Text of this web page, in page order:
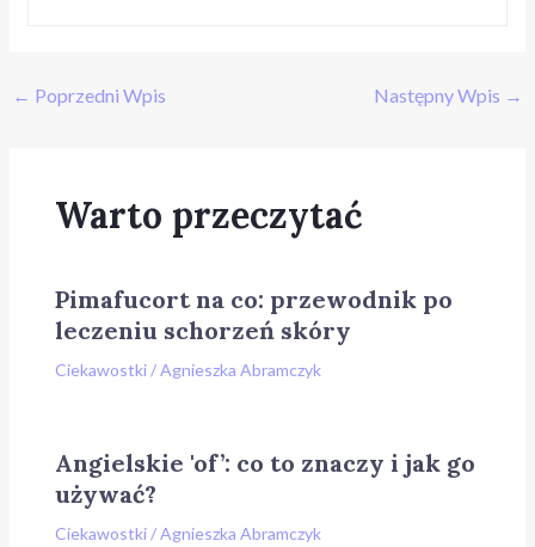
← Poprzedni Wpis Następny Wpis →
Warto przeczytać
Pimafucort na co: przewodnik po
leczeniu schorzeń skóry
Ciekawostki/Agnieszka Abramczyk
Angielskie 'of’: co to znaczy i jak go
używać?
Ciekawostki/Agnieszka Abramczyk